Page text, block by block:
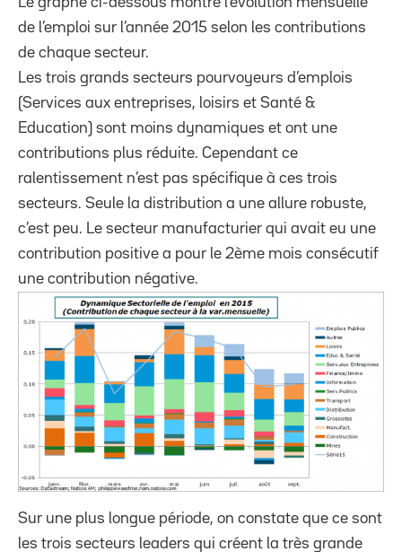
de l’emploi sur l’année 2015 selon les contributions
de chaque secteur.
Les trois grands secteurs pourvoyeurs d’emplois
(Services aux entreprises, loisirs et Santé &
Education) sont moins dynamiques et ont une
contributions plus réduite. Cependant ce
ralentissement n’est pas spécifique à ces trois
secteurs. Seule la distribution a une allure robuste,
c’est peu. Le secteur manufacturier qui avait eu une
contribution positive a pour le 2ème mois consécutif
une contribution négative.
Sur une plus longue période, on constate que ce sont
les trois secteurs leaders qui créent la très grande